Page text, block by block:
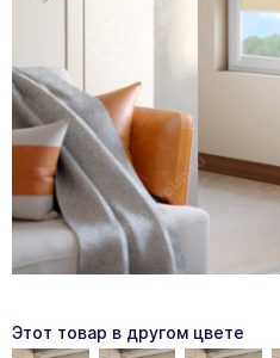
Этот товар в другом цвете